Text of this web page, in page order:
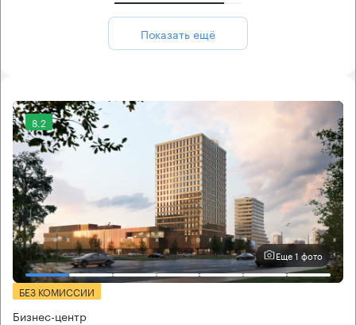
Показать ещё
8.2
Еще 1 фото
БЕЗ КОМИССИИ
Бизнес-центр